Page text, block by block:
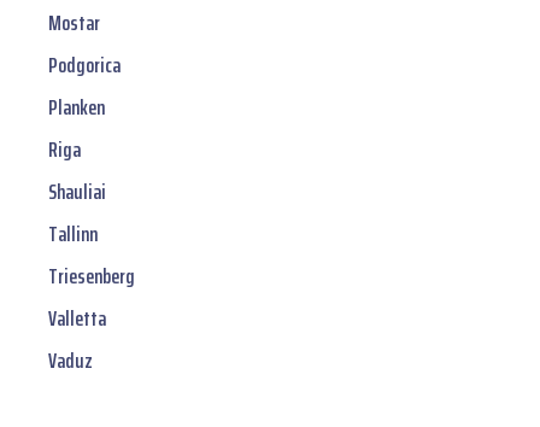
Mostar
Podgorica
Planken
Riga
Shauliai
Tallinn
Triesenberg
Valletta
Vaduz